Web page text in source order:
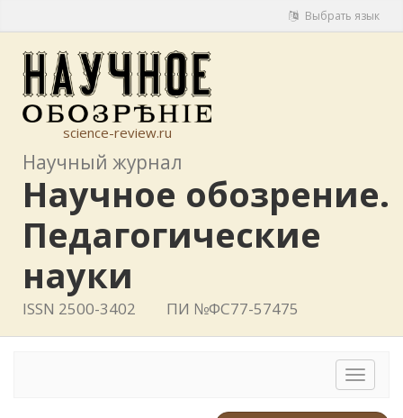
Выбрать язык
science-review.ru
Научный журнал
Научное обозрение.
Педагогические
науки
ISSN 2500-3402 ПИ №ФС77-57475
Toggle